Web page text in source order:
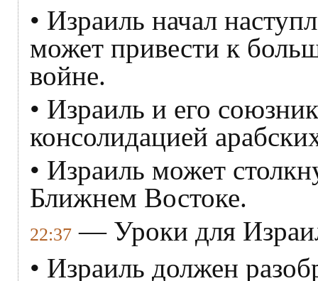
• Израиль начал
может привести к
войне.
• Израиль и его
консолидацией
• Израиль может
Ближнем Востоке.
22:37 — Уроки для
• Израиль должен